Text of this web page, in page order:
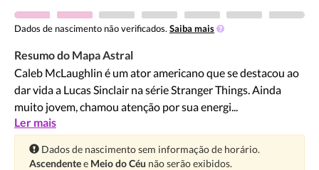
Dados de nascimento não verificados. Saiba mais
Resumo do Mapa Astral
Caleb McLaughlin é um ator americano que se destacou ao
dar vida a Lucas Sinclair na série Stranger Things. Ainda
muito jovem, chamou atenção por sua energi...
Ler mais
Atenção:
Dados de nascimento sem informação de horário.
Ascendentee Meio do Céu não serão exibidos.